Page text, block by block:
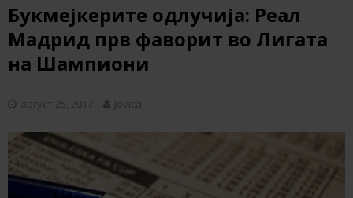
Букмејкерите одлучија: Реал
Мадрид прв фаворит во Лигата
на Шампиони
август 25, 2017 Jovica